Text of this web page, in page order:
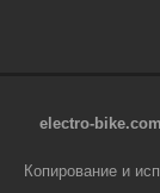
electro-
Копирование и